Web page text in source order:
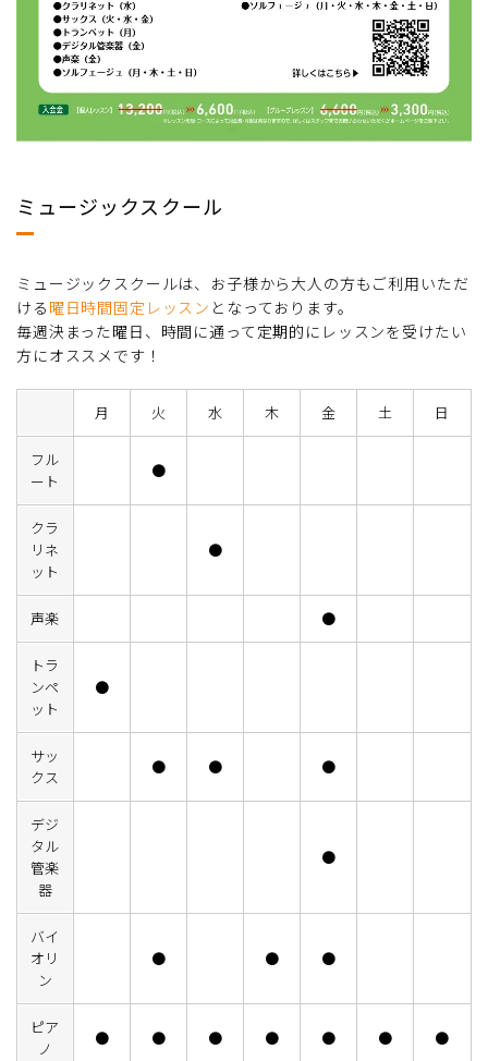
ミュージックスクール
ミュージックスクールは、お子様から大人の方もご利用いただ
ける 曜日時間固定レッスン となっております。
毎週決まった曜日、時間に通って定期的にレッスンを受けたい
方にオススメです！
月 火 水 木 金 土 日
フル
ート
●
クラ
リネ
ット
●
声楽 ●
トラ
ンペ
ット
●
サッ
クス
● ● ●
デジ
タル
管楽
器
●
バイ
オリ
ン
● ● ●
ピア
ノ
● ● ● ● ● ● ●